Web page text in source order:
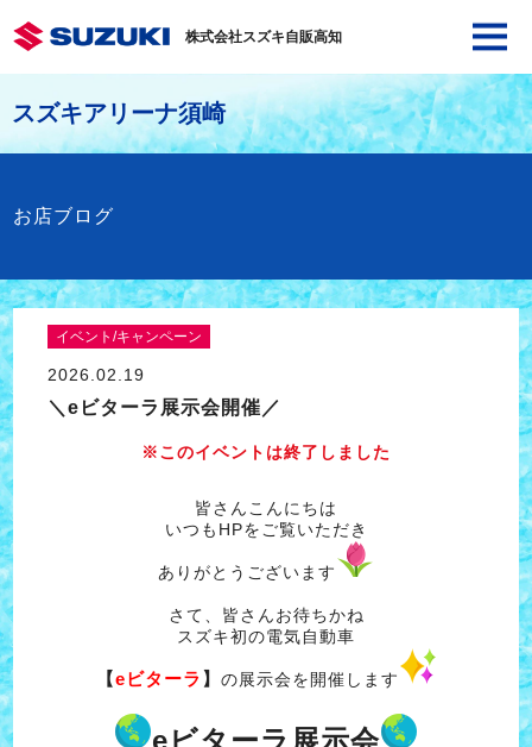
株式会社スズキ自販高知
スズキアリーナ須崎
お店ブログ
イベント/キャンペーン
2026.02.19
＼eビターラ展示会開催／
※このイベントは終了しました
皆さんこんにちは
いつもHPをご覧いただき
ありがとうございます
さて、皆さんお待ちかね
スズキ初の電気自動車
【eビターラ 】 の展示会を開催します
eビターラ展示会